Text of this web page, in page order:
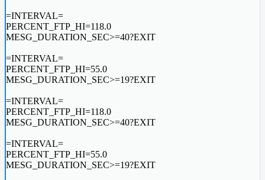
=INTERVAL=
PERCENT_FTP_HI=118.0
MESG_DURATION_SEC>=40?EXIT
=INTERVAL=
PERCENT_FTP_HI=55.0
MESG_DURATION_SEC>=19?EXIT
=INTERVAL=
PERCENT_FTP_HI=118.0
MESG_DURATION_SEC>=40?EXIT
=INTERVAL=
PERCENT_FTP_HI=55.0
MESG_DURATION_SEC>=19?EXIT